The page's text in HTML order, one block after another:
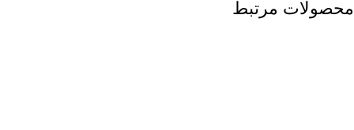
محصولات مرتبط